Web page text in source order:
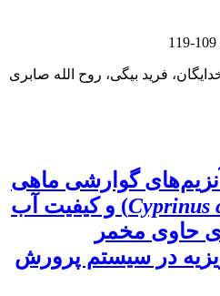
109-119
فرید بیگی، روح الله صابری
گوارشی ماهی
Cyprinus) و کیفیت آب
حاوی مخمر
در سیستم پرورش